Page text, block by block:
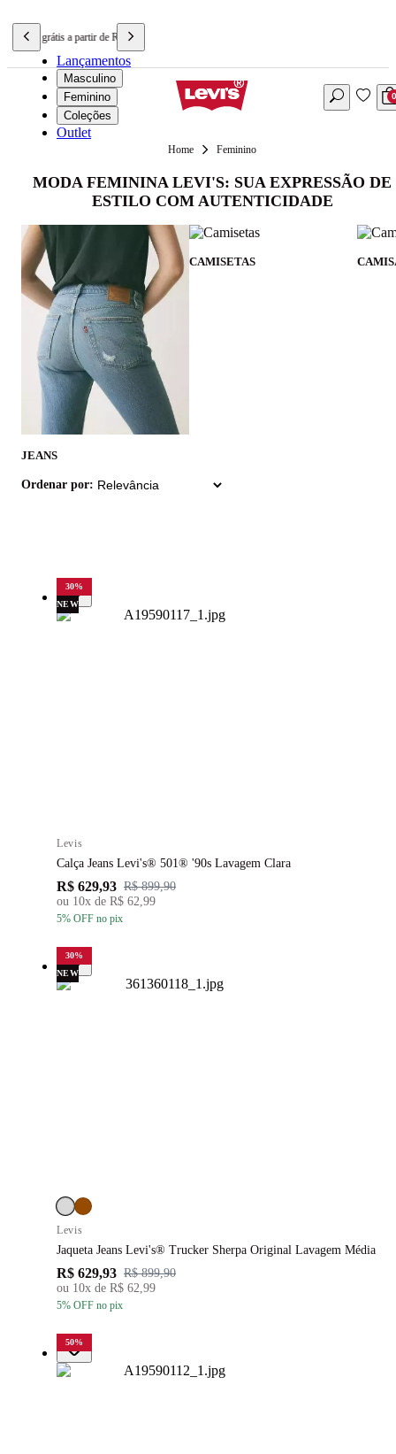
Frete grátis a partir de R$699,90
Lançamentos
Masculino
Feminino
Coleções
Outlet
0
Feminino
MODA FEMININA LEVI'S: SUA EXPRESSÃO DE
ESTILO COM AUTENTICIDADE
JEANS
CAMISETAS
Ordenar por:
30%
NEW
Levis
Calça Jeans Levi's® 501® '90s Lavagem Clara
R$ 629,93 R$ 899,90
ou 10x de R$ 62,99
5% OFF no pix
30%
NEW
Levis
Jaqueta Jeans Levi's® Trucker Sherpa Original Lavagem Média
R$ 629,93 R$ 899,90
ou 10x de R$ 62,99
5% OFF no pix
50%